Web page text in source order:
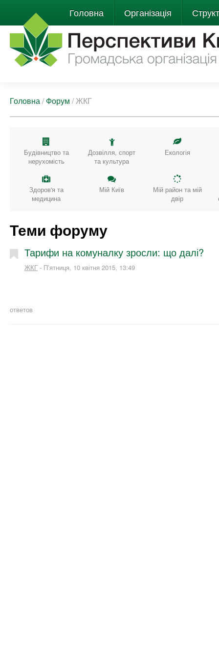
Головна Організація
Головна/Форум /ЖКГ
Будівництво та
нерухомість
Дозвілля, спорт
та культура
Екологія
Здоров'я та
медицина
Мій Київ
Мій район та мій
двір
Теми форуму
Тарифи на комуналку зросли: що далі?
ЖКГ - П’ятниця, 10 квітня 2015, 13:49
ответов